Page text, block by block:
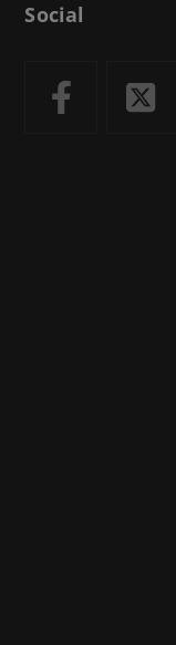
Social